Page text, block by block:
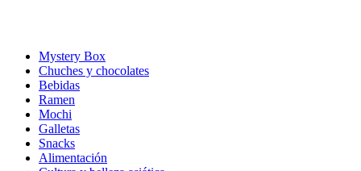
Mystery Box
Chuches y chocolates
Bebidas
Ramen
Mochi
Galletas
Snacks
Alimentación